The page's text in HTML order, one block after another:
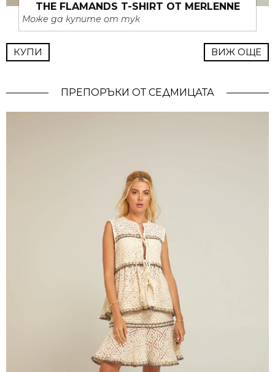
THE FLAMANDS T-SHIRT ОТ MERLENNE
Може да купите от тук
КУПИ ВИЖ ОЩЕ
ПРЕПОРЪКИ ОТ СЕДМИЦАТА